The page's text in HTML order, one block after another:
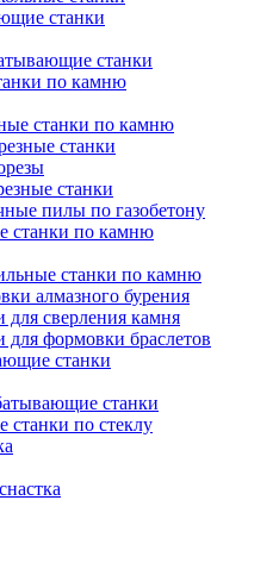
станки
станки
по камню
станки по камню
станки
станки
пилы по газобетону
станки по камню
станки по камню
алмазного бурения
для сверления камня
для формовки браслетов
станки
станки
станки по стеклу